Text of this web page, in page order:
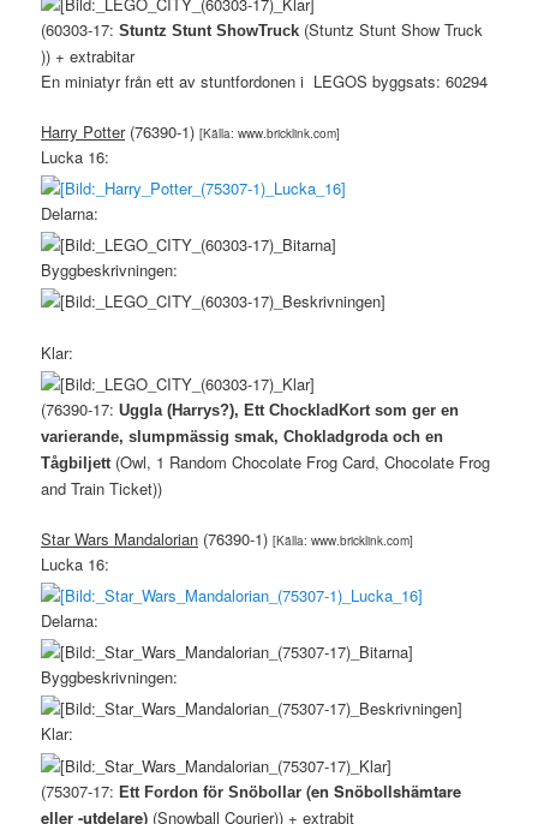
(60303-17:Stuntz Stunt ShowTruck (Stuntz Stunt Show Truck
)) + extrabitar
En miniatyr från ett av stuntfordonen i LEGOS byggsats: 60294
Harry Potter(76390-1)[Källa: www.bricklink.com]
Lucka 16:
Delarna:
Byggbeskrivningen:
Klar:
(76390-17:Uggla (Harrys?), Ett ChockladKort som ger en
varierande, slumpmässig smak, Chokladgroda och en
Tågbiljett (Owl, 1 Random Chocolate Frog Card, Chocolate Frog
and Train Ticket))
Star Wars Mandalorian (76390-1)[Källa: www.bricklink.com]
Lucka 16:
Delarna:
Byggbeskrivningen:
Klar:
(75307-17:Ett Fordon för Snöbollar (en Snöbollshämtare
eller -utdelare) (Snowball Courier)) + extrabit